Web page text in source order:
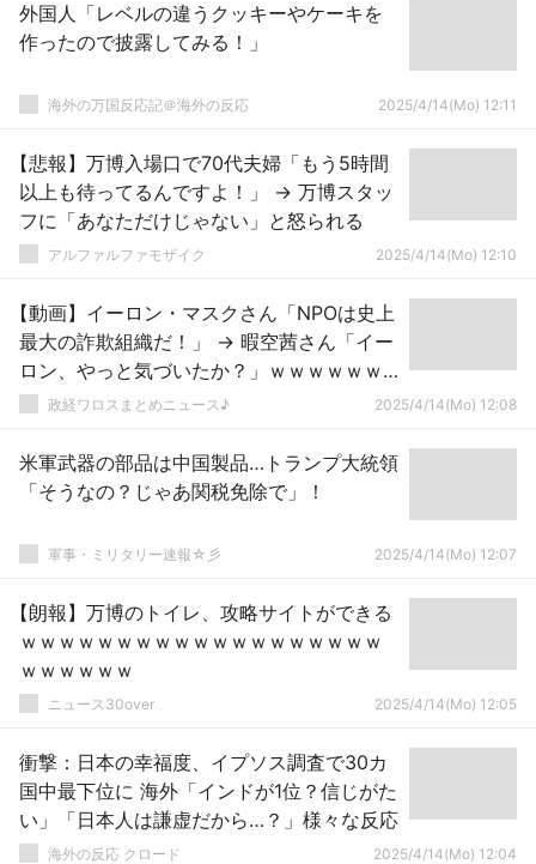
外国人「レベルの違うクッキーやケーキを
作ったので披露してみる！」
海外の万国反応記＠海外の反応 2025/4/14(Mo) 12:11
【悲報】万博入場口で70代夫婦「もう5時間
以上も待ってるんですよ！」 → 万博スタッ
フに「あなただけじゃない」と怒られる
アルファルファモザイク 2025/4/14(Mo) 12:10
【動画】イーロン・マスクさん「NPOは史上
最大の詐欺組織だ！」 → 暇空茜さん「イー
ロン、やっと気づいたか？」ｗｗｗｗｗｗ
ｗｗｗｗｗｗｗｗｗｗｗｗｗ
政経ワロスまとめニュース♪ 2025/4/14(Mo) 12:08
米軍武器の部品は中国製品…トランプ大統領
「そうなの？じゃあ関税免除で」！
軍事・ミリタリー速報☆彡 2025/4/14(Mo) 12:07
【朗報】万博のトイレ、攻略サイトができる
ｗｗｗｗｗｗｗｗｗｗｗｗｗｗｗｗｗｗｗ
ｗｗｗｗｗｗ
ニュース30over 2025/4/14(Mo) 12:05
衝撃：日本の幸福度、イプソス調査で30カ
国中最下位に 海外「インドが1位？信じがた
い」「日本人は謙虚だから…？」様々な反応
海外の反応 クロード 2025/4/14(Mo) 12:04